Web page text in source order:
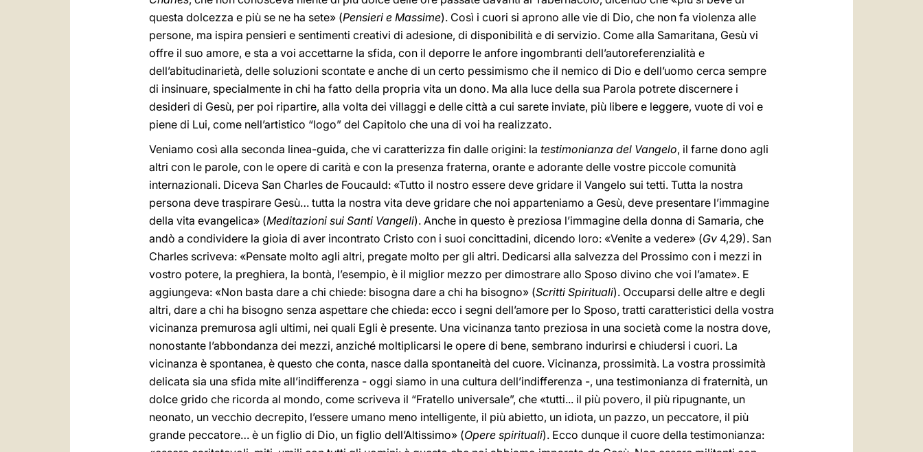
questa dolcezza e più se ne ha sete» (Pensieri e Massime). Così i cuori si aprono alle vie di Dio, che non fa violenza alle
persone, ma ispira pensieri e sentimenti creativi di adesione, di disponibilità e di servizio. Come alla Samaritana, Gesù vi
offre il suo amore, e sta a voi accettarne la sfida, con il deporre le anfore ingombranti dell’autoreferenzialità e
dell’abitudinarietà, delle soluzioni scontate e anche di un certo pessimismo che il nemico di Dio e dell’uomo cerca sempre
di insinuare, specialmente in chi ha fatto della propria vita un dono. Ma alla luce della sua Parola potrete discernere i
desideri di Gesù, per poi ripartire, alla volta dei villaggi e delle città a cui sarete inviate, più libere e leggere, vuote di voi e
piene di Lui, come nell’artistico “logo” del Capitolo che una di voi ha realizzato.
Veniamo così alla seconda linea-guida, che vi caratterizza fin dalle origini: la testimonianza del Vangelo, il farne dono agli
altri con le parole, con le opere di carità e con la presenza fraterna, orante e adorante delle vostre piccole comunità
internazionali. Diceva San Charles de Foucauld: «Tutto il nostro essere deve gridare il Vangelo sui tetti. Tutta la nostra
persona deve traspirare Gesù… tutta la nostra vita deve gridare che noi apparteniamo a Gesù, deve presentare l’immagine
della vita evangelica» (Meditazioni sui Santi Vangeli). Anche in questo è preziosa l’immagine della donna di Samaria, che
andò a condividere la gioia di aver incontrato Cristo con i suoi concittadini, dicendo loro: «Venite a vedere» (Gv 4,29). San
Charles scriveva: «Pensate molto agli altri, pregate molto per gli altri. Dedicarsi alla salvezza del Prossimo con i mezzi in
vostro potere, la preghiera, la bontà, l’esempio, è il miglior mezzo per dimostrare allo Sposo divino che voi l’amate». E
aggiungeva: «Non basta dare a chi chiede: bisogna dare a chi ha bisogno» (Scritti Spirituali). Occuparsi delle altre e degli
altri, dare a chi ha bisogno senza aspettare che chieda: ecco i segni dell’amore per lo Sposo, tratti caratteristici della vostra
vicinanza premurosa agli ultimi, nei quali Egli è presente. Una vicinanza tanto preziosa in una società come la nostra dove,
nonostante l’abbondanza dei mezzi, anziché moltiplicarsi le opere di bene, sembrano indurirsi e chiudersi i cuori. La
vicinanza è spontanea, è questo che conta, nasce dalla spontaneità del cuore. Vicinanza, prossimità. La vostra prossimità
delicata sia una sfida mite all’indifferenza - oggi siamo in una cultura dell’indifferenza -, una testimonianza di fraternità, un
dolce grido che ricorda al mondo, come scriveva il “Fratello universale”, che «tutti... il più povero, il più ripugnante, un
neonato, un vecchio decrepito, l’essere umano meno intelligente, il più abietto, un idiota, un pazzo, un peccatore, il più
grande peccatore… è un figlio di Dio, un figlio dell’Altissimo» (Opere spirituali). Ecco dunque il cuore della testimonianza: